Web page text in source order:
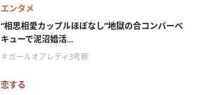
エンタメ
“相思相愛カップルほぼなし”地獄の合コンバーベ
キューで泥沼婚活...
＃ガールオアレディ3考察
恋する